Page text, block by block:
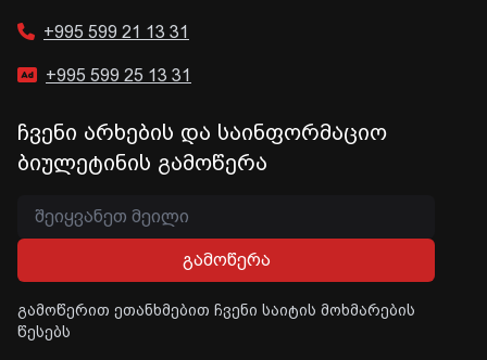
+995 599 21 13 31
+995 599 25 13 31
ჩვენი არხების და საინფორმაციო
ბიულეტინის გამოწერა
გამოწერა
გამოწერით ეთანხმებით ჩვენი საიტის მოხმარების
წესებს